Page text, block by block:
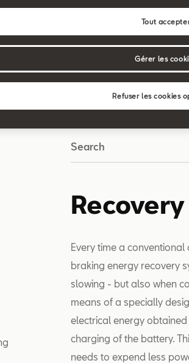
F G H I J K L M N
Search
Every time a conventional
braking energy recovery
slowing - but also when
means of a specially
electrical energy
charging of the battery.
needs to expend less
Refuser les cookies
Tout
Gérer les